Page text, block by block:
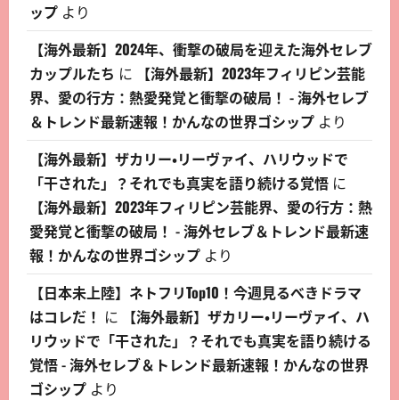
ップ より
【海外最新】2024年、衝撃の破局を迎えた海外セレブ
カップルたち に
【海外最新】2023年フィリピン芸能
界、愛の行方：熱愛発覚と衝撃の破局！ - 海外セレブ
＆トレンド最新速報！かんなの世界ゴシップ より
【海外最新】ザカリー・リーヴァイ、ハリウッドで
「干された」？それでも真実を語り続ける覚悟 に
【海外最新】2023年フィリピン芸能界、愛の行方：熱
愛発覚と衝撃の破局！ - 海外セレブ＆トレンド最新速
報！かんなの世界ゴシップ より
【日本未上陸】ネトフリTop10！今週見るべきドラマ
はコレだ！ に
【海外最新】ザカリー・リーヴァイ、ハ
リウッドで「干された」？それでも真実を語り続ける
覚悟 - 海外セレブ＆トレンド最新速報！かんなの世界
ゴシップ より